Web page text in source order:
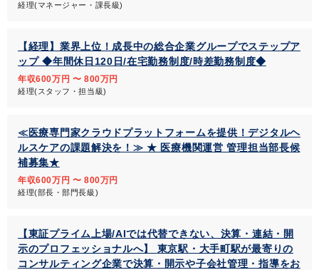
経理(マネージャー・課長級)
【経理】業界上位！成長中の総合企業グループでステップア
ップ ◆年間休日120日/在宅勤務制度/時差勤務制度◆
年収600万円 〜 800万円
経理(スタッフ・担当級)
≪医療専門家クラウドプラットフォームを提供！デジタルヘ
ルスケアの課題解決を！≫ ★ 医療機関運営 管理担当部長候
補募集★
年収600万円 〜 800万円
経理(部長・部門長級)
【東証プライム上場/AIでは代替できない、決算・連結・開
示のプロフェッショナルへ】 東京駅・大手町駅が最寄りの
コンサルティング企業で決算・開示や子会社管理・指導をお